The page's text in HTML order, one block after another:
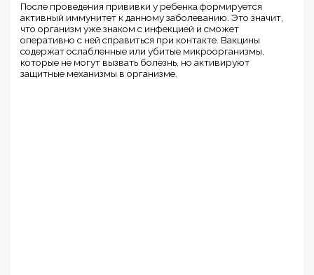
После проведения прививки у ребенка формируется
активный иммунитет к данному заболеванию. Это значит,
что организм уже знаком с инфекцией и сможет
оперативно с ней справиться при контакте. Вакцины
содержат ослабленные или убитые микроорганизмы,
которые не могут вызвать болезнь, но активируют
защитные механизмы в организме.